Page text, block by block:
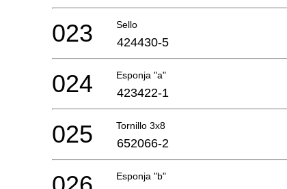
Sello
023 424430-5
Esponja "a"
024 423422-1
Tornillo 3x8
025 652066-2
Esponja "b"